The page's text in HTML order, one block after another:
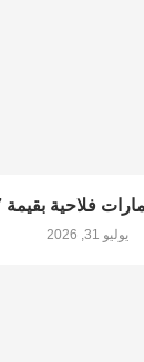
بقيمة 6.7 ملايين دينار
يوليو 31, 2026